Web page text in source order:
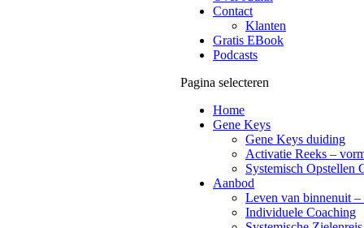
Contact
Klanten
Gratis EBook
Podcasts
Pagina selecteren
Home
Gene Keys
Gene Keys duiding
Activatie Reeks –
Systemisch Opstellen
Aanbod
Leven van binnenuit –
Individuele Coaching